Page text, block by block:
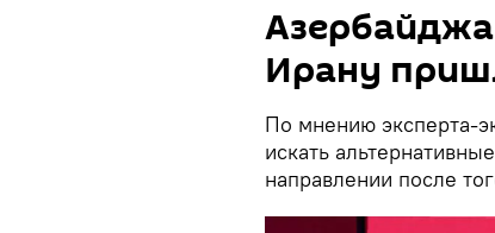
Ирану
По мнению эксперта-
искать
направлении после